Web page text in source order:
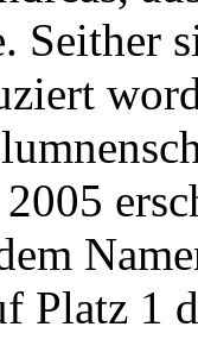
Seither
Platz 1